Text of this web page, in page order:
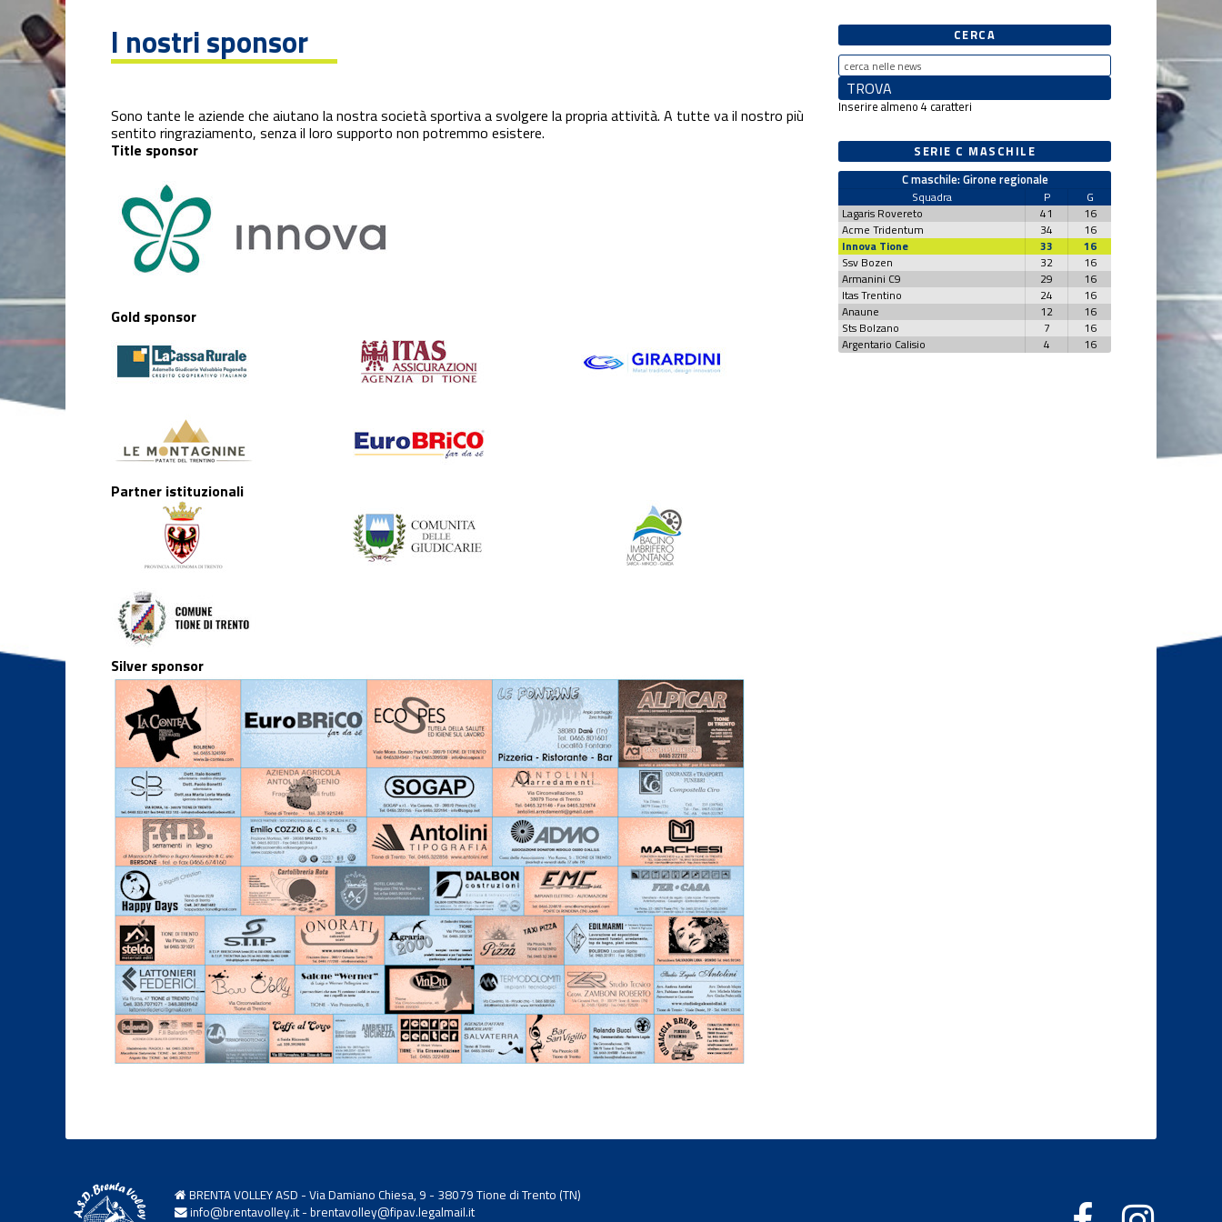
I nostri sponsor
Sono tante le aziende che aiutano la nostra società sportiva a svolgere la propria attività. A tutte va il nostro più
sentito ringraziamento, senza il loro supporto non potremmo esistere.
Title sponsor
Gold sponsor
Partner istituzionali
Silver sponsor
CERCA
Inserire almeno 4 caratteri
SERIE C MASCHILE
C maschile: Girone regionale
Squadra P
G
Lagaris Rovereto
41
16
Acme Tridentum
34
16
Innova Tione
33
16
Ssv Bozen
32
16
Armanini C9
29
16
Itas Trentino
24
16
Anaune
12
16
Sts Bolzano
7
16
Argentario Calisio
4 16
BRENTA VOLLEY ASD - Via Damiano Chiesa, 9 - 38079 Tione di Trento (TN)
info@brentavolley.it- brentavolley@fipav.legalmail.it